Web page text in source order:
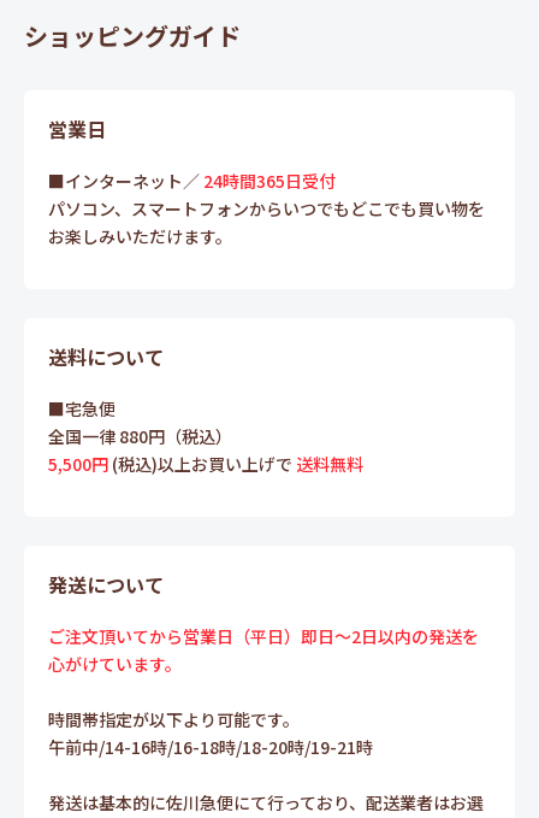
ショッピングガイド
営業日
■インターネット／ 24時間365日受付
パソコン、スマートフォンからいつでもどこでも買い物を
お楽しみいただけます。
送料について
■宅急便
全国一律 880円（税込）
5,500円 (税込)以上お買い上げで 送料無料
発送について
ご注文頂いてから営業日（平日）即日～2日以内の発送を
心がけています。
時間帯指定が以下より可能です。
午前中/14-16時/16-18時/18-20時/19-21時
発送は基本的に佐川急便にて行っており、配送業者はお選